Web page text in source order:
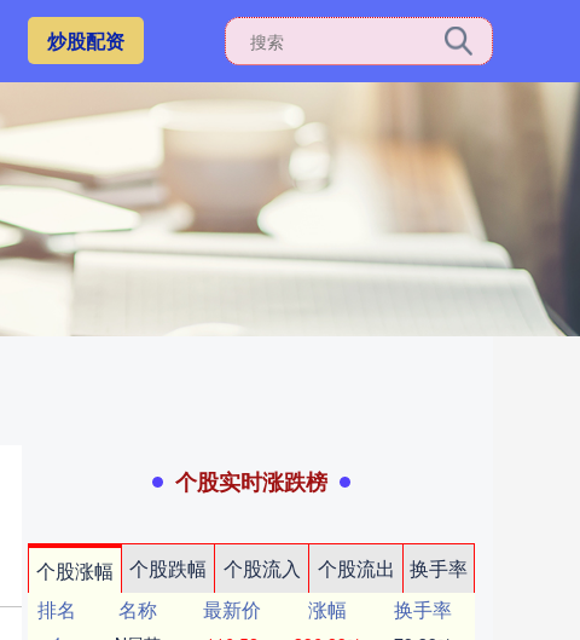
炒股配资
个股实时涨跌榜
个股涨幅 个股跌幅 个股流入 个股流出
换手率
排名
名称 最新价 涨幅
换手率